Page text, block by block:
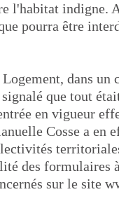
l'habitat indigne.
pourra être
dans un
que tout
en vigueur
Cosse a en
des formulaires
sur le site